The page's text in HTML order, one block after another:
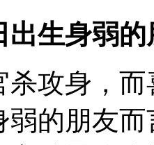
出生身弱的
杀攻身，